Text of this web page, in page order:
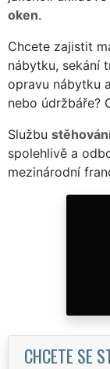
oken.
Chcete zajistit
nábytku, sekání
opravu nábytku
nebo údržbáře?
Službu
spolehlivě a
mezinárodní
CHCETE SE